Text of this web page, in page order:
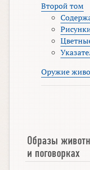
Второй том
Оружие
Образы
и поговорках